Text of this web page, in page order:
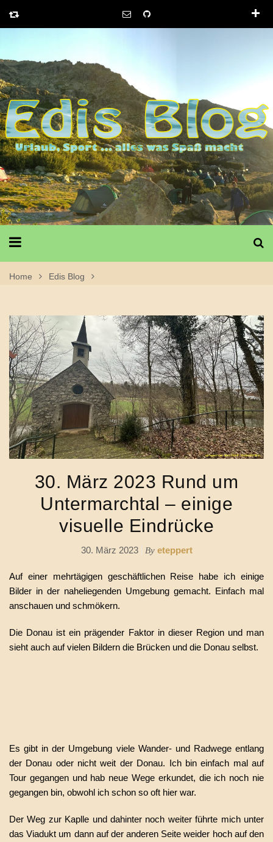
Home
Edis Blog
30. März 2023 Rund um
Untermarchtal – einige
visuelle Eindrücke
30. März 2023 By eteppert
Auf einer mehrtägigen geschäftlichen Reise habe ich einige
Bilder in der naheliegenden Umgebung gemacht. Einfach mal
anschauen und schmökern.
Die Donau ist ein prägender Faktor in dieser Region und man
sieht auch auf vielen Bildern die Brücken und die Donau selbst.
Es gibt in der Umgebung viele Wander- und Radwege entlang
der Donau oder nicht weit der Donau. Ich bin einfach mal auf
Tour gegangen und hab neue Wege erkundet, die ich noch nie
gegangen bin, obwohl ich schon so oft hier war.
Der Weg zur Kaplle und dahinter noch weiter führte mich unter
das Viadukt um dann auf der anderen Seite weider hoch auf den